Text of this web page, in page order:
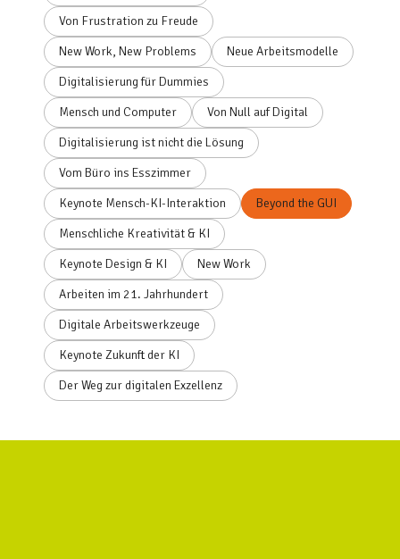
Von Frustration zu Freude
New Work, New Problems
Neue Arbeitsmodelle
Digitalisierung für Dummies
Mensch und Computer
Von Null auf Digital
Digitalisierung ist nicht die Lösung
Vom Büro ins Esszimmer
Keynote Mensch-KI-Interaktion
Beyond the GUI
Menschliche Kreativität & KI
Keynote Design & KI
New Work
Arbeiten im 21. Jahrhundert
Digitale Arbeitswerkzeuge
Keynote Zukunft der KI
Der Weg zur digitalen Exzellenz